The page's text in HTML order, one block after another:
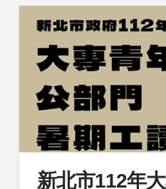
新北市112年